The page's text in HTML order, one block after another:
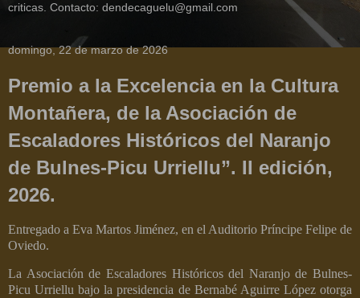
criticas. Contacto: dendecaguelu@gmail.com
domingo, 22 de marzo de 2026
Premio a la Excelencia en la Cultura
Montañera, de la Asociación de
Escaladores Históricos del Naranjo
de Bulnes-Picu Urriellu”. II edición,
2026.
Entregado a Eva Martos Jiménez, en el Auditorio Príncipe Felipe de
Oviedo.
La Asociación de Escaladores Históricos del Naranjo de Bulnes-
Picu Urriellu bajo la presidencia de Bernabé Aguirre López otorga